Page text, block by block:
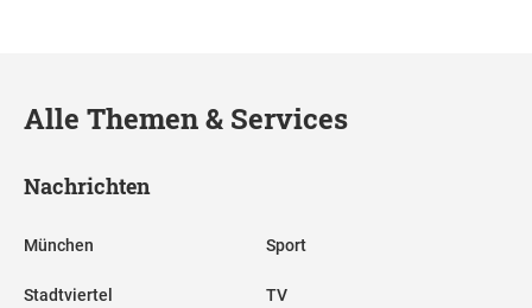
Alle Themen & Services
Nachrichten
München
Stadtviertel
Sport
TV